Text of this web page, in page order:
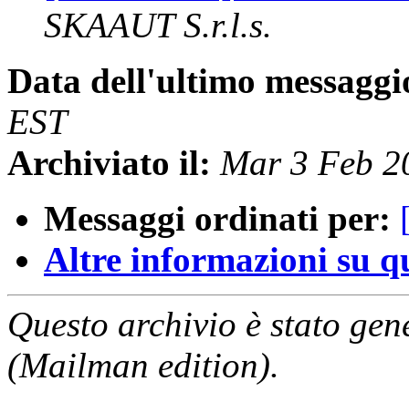
SKAAUT S.r.l.s.
Data dell'ultimo
EST
Archiviato il: Mar 3 Feb
Messaggi ordinati per:
Altre informazioni su
Questo archivio è stato
(Mailman edition).